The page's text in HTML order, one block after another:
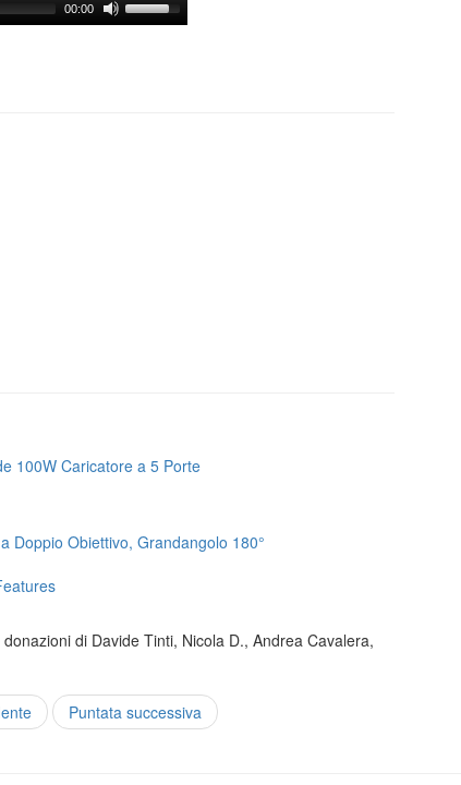
00:00
100W Caricatore a 5 Porte
Doppio Obiettivo, Grandangolo 180°
di Davide Tinti, Nicola D., Andrea Cavalera,
Puntata successiva